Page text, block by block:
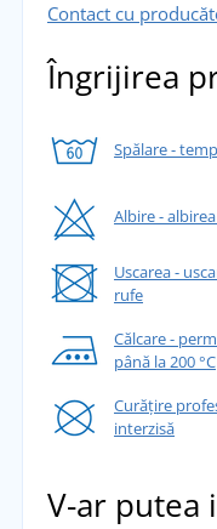
Contact cu
Îngrijirea
Spălare -
Albire -
Uscarea -
rufe
Călcare -
până la 200 °C
Curățire
interzisă
V-ar putea